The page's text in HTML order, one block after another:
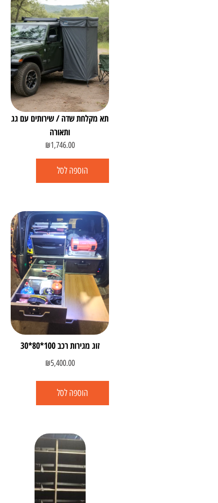
תא מקלחת שדה / שירותים עם גג
ותאורה
₪1,746.00
הוספה לסל
זוג מגירות רכב 100*80*30
₪5,400.00
הוספה לסל